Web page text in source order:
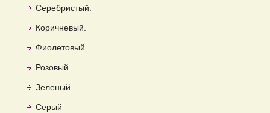
Серебристый.
Коричневый.
Фиолетовый.
Розовый.
Зеленый.
Серый